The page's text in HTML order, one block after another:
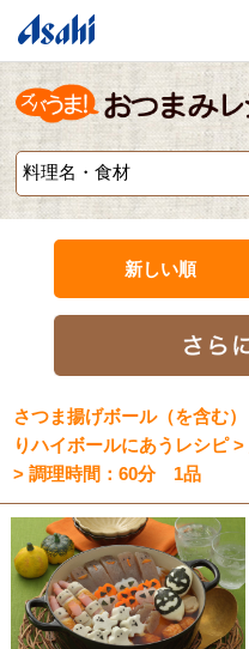
新しい順
さつま揚げボール（を含む
りハイボールにあうレシピ
> 調理時間：60分 1品